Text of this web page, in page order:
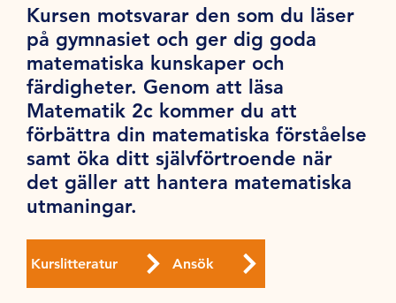
Kursen motsvarar den som du läser
på gymnasiet och ger dig goda
matematiska kunskaper och
färdigheter. Genom att läsa
Matematik 2c kommer du att
förbättra din matematiska förståelse
samt öka ditt självförtroende när
det gäller att hantera matematiska
utmaningar.
Kurslitteratur Ansök